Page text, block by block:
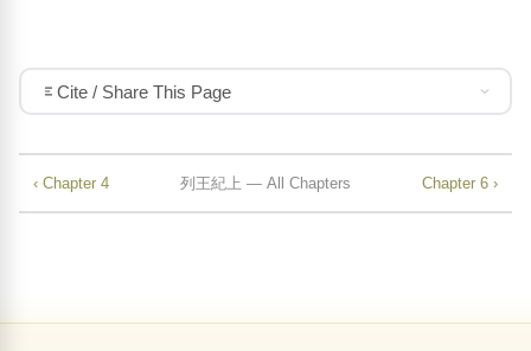
Cite / Share This Page
‹ Chapter 4 列王紀上 — All Chapters Chapter 6 ›